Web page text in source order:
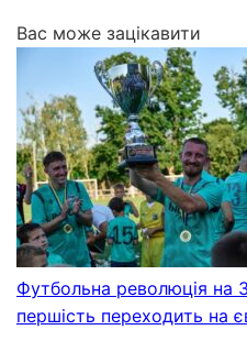
Вас може зацікавити
Футбольна революція на
першість переходить на